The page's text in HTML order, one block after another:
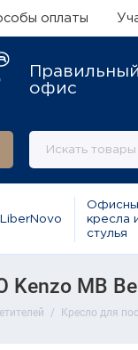
оплаты
Правильный
офис
LiberNovo
кресла
стулья
Kenzo MB
Кресло для